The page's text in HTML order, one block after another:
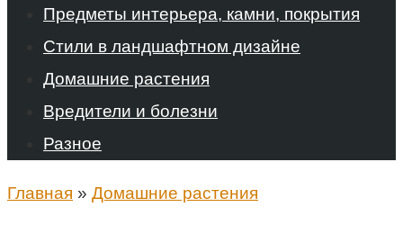
Предметы интерьера, камни, покрытия
Стили в ландшафтном дизайне
Домашние растения
Вредители и болезни
Разное
Главная » Домашние растения